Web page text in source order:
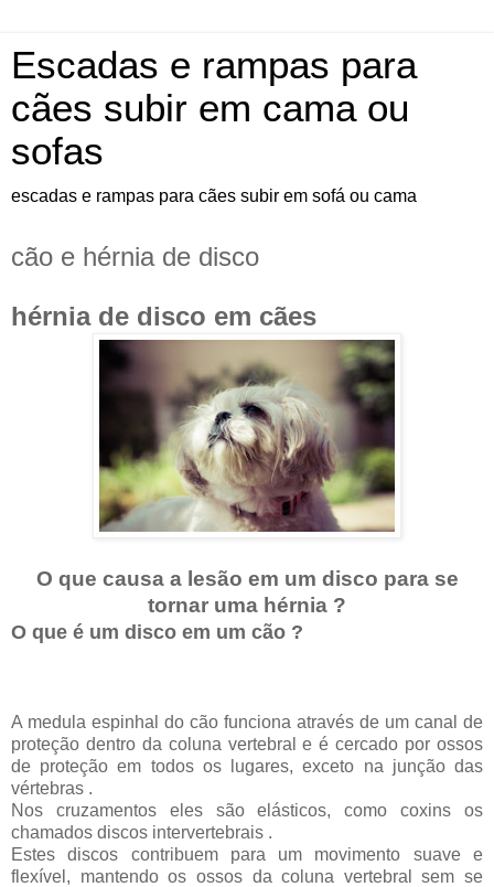
Escadas e rampas para
cães subir em cama ou
sofas
escadas e rampas para cães subir em sofá ou cama
cão e hérnia de disco
hérnia de disco em cães
O que causa a lesão em um disco para se
tornar uma hérnia ?
O que é um disco em um cão ?
A medula espinhal do cão funciona através de um canal de
proteção dentro da coluna vertebral e é cercado por ossos
de proteção em todos os lugares, exceto na junção das
vértebras .
Nos cruzamentos eles são elásticos, como coxins os
chamados discos intervertebrais .
Estes discos contribuem para um movimento suave e
flexível, mantendo os ossos da coluna vertebral sem se